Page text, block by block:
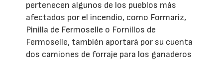
pertenecen algunos de los pueblos más
afectados por el incendio, como Formariz,
Pinilla de Fermoselle o Fornillos de
Fermoselle, también aportará por su cuenta
dos camiones de forraje para los ganaderos